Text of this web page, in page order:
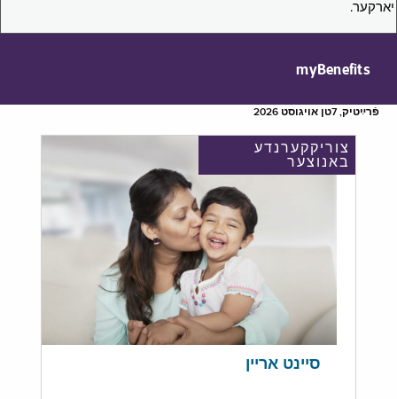
יארקער.
myBenefits
פֿרײַטיק, 7טן אויגוסט 2026
צוריקקערנדע
באנוצער
סיינט אריין